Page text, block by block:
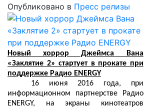
Опубликовано в Пресс релизы
Новый хоррор Джеймса Вана
«Заклятие 2» стартует в прокате при
поддержке Радио ENERGY
16 июня 2016 года, при
информационном партнерстве Радио
ENERGY, на экраны кинотеатров